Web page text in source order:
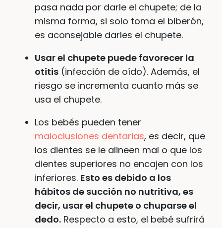
pasa nada por darle el chupete; de la
misma forma, si solo toma el biberón,
es aconsejable darles el chupete.
Usar el chupete puede favorecer la
otitis (infección de oído). Además, el
riesgo se incrementa cuanto más se
usa el chupete.
Los bebés pueden tener
maloclusiones dentarias, es decir, que
los dientes se le alineen mal o que los
dientes superiores no encajen con los
inferiores. Esto es debido a los
hábitos de succión no nutritiva, es
decir, usar el chupete o chuparse el
dedo. Respecto a esto, el bebé sufrirá